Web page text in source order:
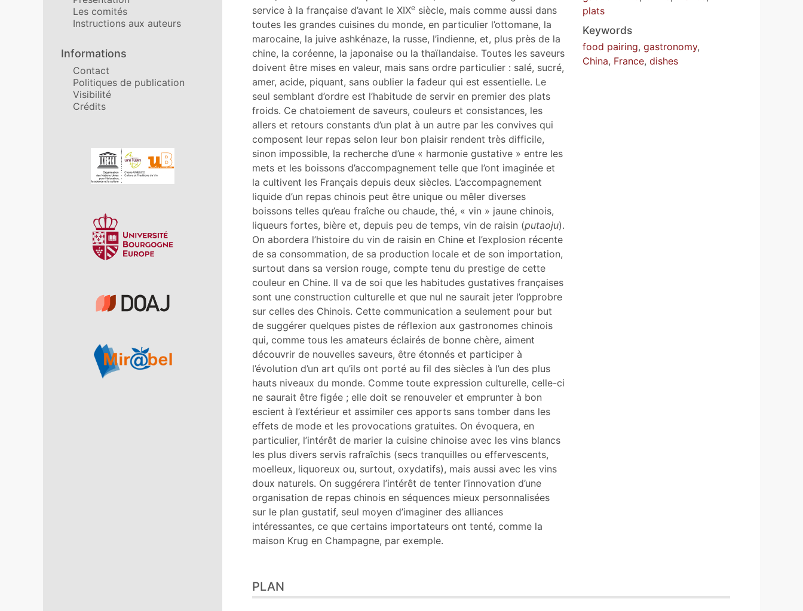
Les comités
Instructions aux auteurs
Informations
Contact
Politiques de publication
Visibilité
Crédits
Affiliations/partenaires
Citer cet article
Auteur
service à la française d’avant le XIXe siècle, mais comme aussi dans
toutes les grandes cuisines du monde, en particulier l’ottomane, la
marocaine, la juive ashkénaze, la russe, l’indienne, et, plus près de la
chine, la coréenne, la japonaise ou la thaïlandaise. Toutes les saveurs
doivent être mises en valeur, mais sans ordre particulier : salé, sucré,
amer, acide, piquant, sans oublier la fadeur qui est essentielle. Le
seul semblant d’ordre est l’habitude de servir en premier des plats
froids. Ce chatoiement de saveurs, couleurs et consistances, les
allers et retours constants d’un plat à un autre par les convives qui
composent leur repas selon leur bon plaisir rendent très difficile,
sinon impossible, la recherche d’une « harmonie gustative » entre les
mets et les boissons d’accompagnement telle que l’ont imaginée et
la cultivent les Français depuis deux siècles. L’accompagnement
liquide d’un repas chinois peut être unique ou mêler diverses
boissons telles qu’eau fraîche ou chaude, thé, « vin » jaune chinois,
liqueurs fortes, bière et, depuis peu de temps, vin de raisin (putaoju).
On abordera l’histoire du vin de raisin en Chine et l’explosion récente
de sa consommation, de sa production locale et de son importation,
surtout dans sa version rouge, compte tenu du prestige de cette
couleur en Chine. Il va de soi que les habitudes gustatives françaises
sont une construction culturelle et que nul ne saurait jeter l’opprobre
sur celles des Chinois. Cette communication a seulement pour but
de suggérer quelques pistes de réflexion aux gastronomes chinois
qui, comme tous les amateurs éclairés de bonne chère, aiment
découvrir de nouvelles saveurs, être étonnés et participer à
l’évolution d’un art qu’ils ont porté au fil des siècles à l’un des plus
hauts niveaux du monde. Comme toute expression culturelle, celle-ci
ne saurait être figée ; elle doit se renouveler et emprunter à bon
escient à l’extérieur et assimiler ces apports sans tomber dans les
effets de mode et les provocations gratuites. On évoquera, en
particulier, l’intérêt de marier la cuisine chinoise avec les vins blancs
les plus divers servis rafraîchis (secs tranquilles ou effervescents,
moelleux, liquoreux ou, surtout, oxydatifs), mais aussi avec les vins
doux naturels. On suggérera l’intérêt de tenter l’innovation d’une
organisation de repas chinois en séquences mieux personnalisées
sur le plan gustatif, seul moyen d’imaginer des alliances
intéressantes, ce que certains importateurs ont tenté, comme la
maison Krug en Champagne, par exemple.
plats
Keywords
food pairing,gastronomy,
China, France,dishes
PLAN